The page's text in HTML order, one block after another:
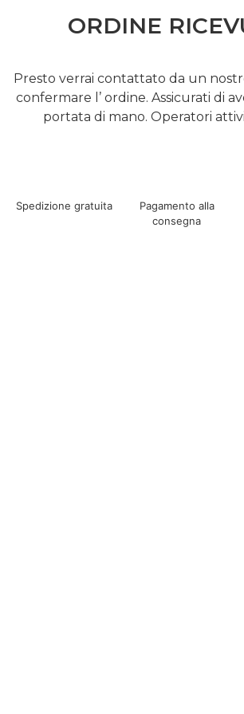
ORDINE
Presto verrai contattato da un
confermare l’ ordine. Assicurati di
portata di mano. Operatori
Spedizione gratuita
Pagamento alla
consegna